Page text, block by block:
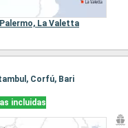
Palermo, La Valetta
Corfú, Bari
incluidas